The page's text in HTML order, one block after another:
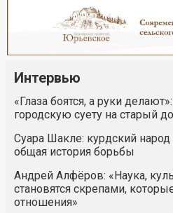
Интервью
«Глаза боятся, а руки
городскую суету на старый
Суара Шакле: курдский
общая история борьбы
Андрей Алфёров: «Наука,
становятся скрепами,
отношения»